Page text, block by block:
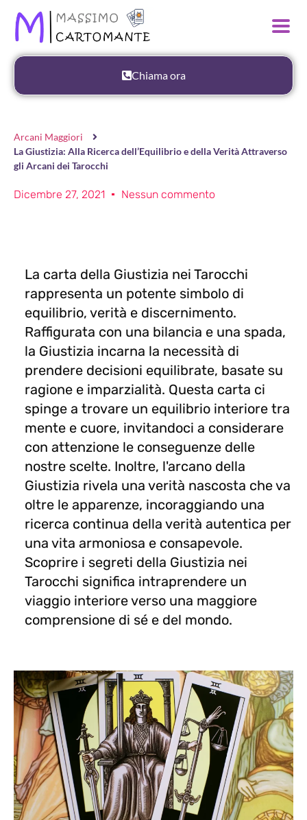
Chiama ora
Arcani Maggiori
La Giustizia: Alla Ricerca dell’Equilibrio e della Verità Attraverso
gli Arcani dei Tarocchi
Dicembre 27, 2021 Nessun commento
La carta della Giustizia nei Tarocchi
rappresenta un potente simbolo di
equilibrio, verità e discernimento.
Raffigurata con una bilancia e una spada,
la Giustizia incarna la necessità di
prendere decisioni equilibrate, basate su
ragione e imparzialità. Questa carta ci
spinge a trovare un equilibrio interiore tra
mente e cuore, invitandoci a considerare
con attenzione le conseguenze delle
nostre scelte. Inoltre, l'arcano della
Giustizia rivela una verità nascosta che va
oltre le apparenze, incoraggiando una
ricerca continua della verità autentica per
una vita armoniosa e consapevole.
Scoprire i segreti della Giustizia nei
Tarocchi significa intraprendere un
viaggio interiore verso una maggiore
comprensione di sé e del mondo.